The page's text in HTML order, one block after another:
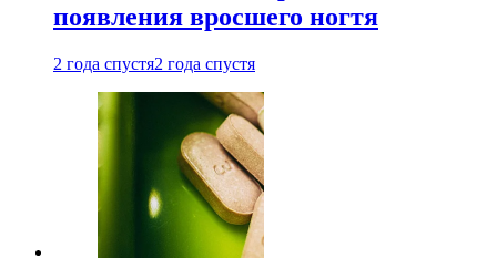
появления вросшего ногтя
2 года спустя2 года спустя